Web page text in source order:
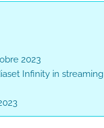
2023
Infinity in streaming